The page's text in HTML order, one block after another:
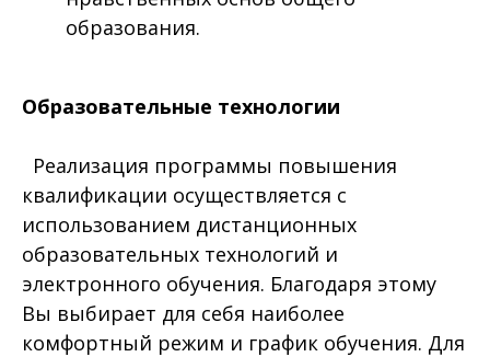
образования.
Образовательные технологии
Реализация программы повышения
квалификации осуществляется с
использованием дистанционных
образовательных технологий и
электронного обучения. Благодаря этому
Вы выбирает для себя наиболее
комфортный режим и график обучения. Для